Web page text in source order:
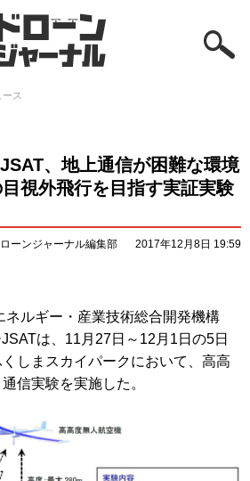
ース
、地上通信が困難な環境
視外飛行を目指す実証実験
ローンジャーナル編集部 2017年12月8日 19:59
ネルギー・産業技術総合開発機構
は、11月27日～12月1日の5日
しまスカイパークにおいて、高高
信実験を実施した。